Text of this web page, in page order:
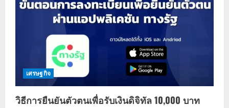
โครงการ
เงิน
ดิจิทัล
10,000
บาท
เศรษฐกิจ
วิธีการยืนยันตัวตนเพื่อรับเงินดิจิทัล 10,000 บาท